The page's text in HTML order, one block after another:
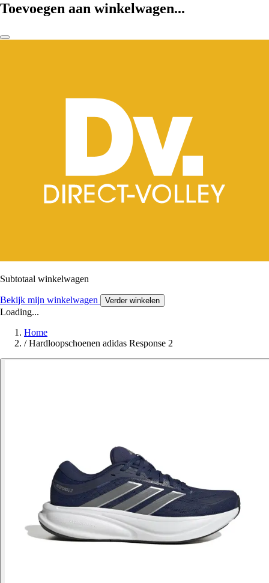
Toevoegen aan winkelwagen...
Subtotaal winkelwagen
Bekijk mijn winkelwagen Verder winkelen
Loading...
Home
/ Hardloopschoenen adidas Response 2